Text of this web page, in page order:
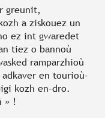
greunit,
a ziskouez un
ez int gwaredet
tiez o bannoù
ramparzhioù
en tourioù-
kozh en-dro.
» !